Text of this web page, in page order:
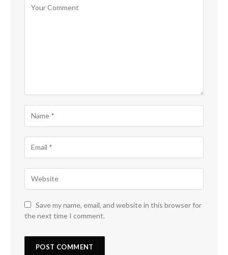
Save my name, email, and website in this browser for
the next time I comment.